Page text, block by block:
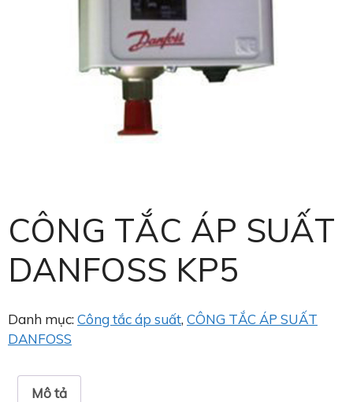
CÔNG TẮC ÁP SUẤT
DANFOSS KP5
Danh mục:Công tắc áp suất, CÔNG TẮC ÁP SUẤT
DANFOSS
Mô tả